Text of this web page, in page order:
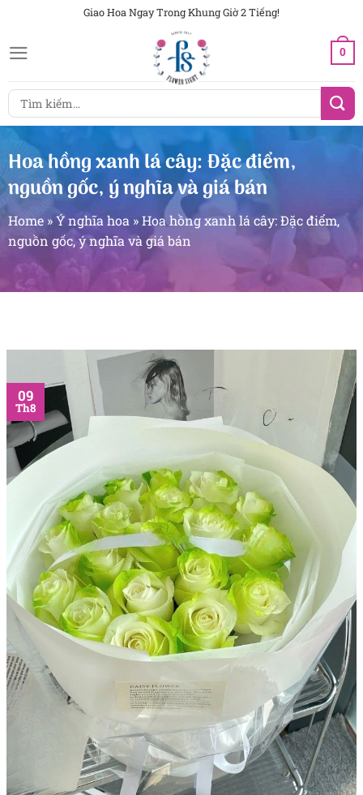
nội
Giao Hoa Ngay Trong Khung Giờ 2 Tiếng!
0
Tìm
kiếm:
Hoa hồng xanh lá cây: Đặc điểm,
nguồn gốc, ý nghĩa và giá bán
Home »Ý nghĩa hoa »Hoa hồng xanh lá cây: Đặc điểm,
nguồn gốc, ý nghĩa và giá bán
09
Th8